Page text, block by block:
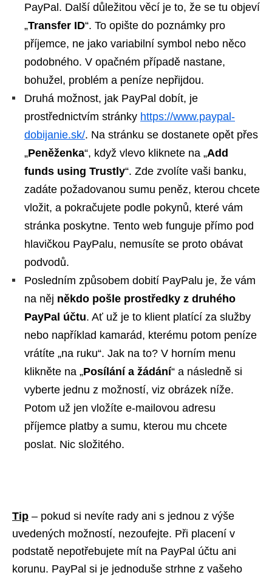
PayPal. Další důležitou věcí je to, že se tu objeví
„Transfer ID“. To opište do poznámky pro
příjemce, ne jako variabilní symbol nebo něco
podobného. V opačném případě nastane,
bohužel, problém a peníze nepřijdou.
Druhá možnost, jak PayPal dobít, je
prostřednictvím stránky https://www.paypal-
dobijanie.sk/. Na stránku se dostanete opět přes
„Peněženka“, když vlevo kliknete na „Add
funds using Trustly“. Zde zvolíte vaši banku,
zadáte požadovanou sumu peněz, kterou chcete
vložit, a pokračujete podle pokynů, které vám
stránka poskytne. Tento web funguje přímo pod
hlavičkou PayPalu, nemusíte se proto obávat
podvodů.
Posledním způsobem dobití PayPalu je, že vám
na něj někdo pošle prostředky z druhého
PayPal účtu. Ať už je to klient platící za služby
nebo například kamarád, kterému potom peníze
vrátíte „na ruku“. Jak na to? V horním menu
klikněte na „Posílání a žádání“ a následně si
vyberte jednu z možností, viz obrázek níže.
Potom už jen vložíte e-mailovou adresu
příjemce platby a sumu, kterou mu chcete
poslat. Nic složitého.
Tip – pokud si nevíte rady ani s jednou z výše
uvedených možností, nezoufejte. Při placení v
podstatě nepotřebujete mít na PayPal účtu ani
korunu. PayPal si je jednoduše strhne z vašeho